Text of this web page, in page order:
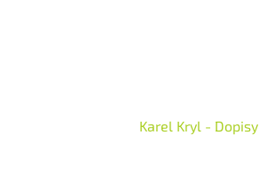
Karel Kryl - Dopisy